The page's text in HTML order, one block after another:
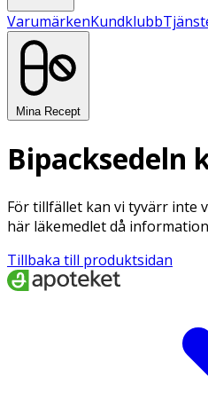
VarumärkenKundklubb
Mina Recept
Bipacksedeln
För tillfället kan vi tyvärr inte
här läkemedlet då
Tillbaka till produktsidan